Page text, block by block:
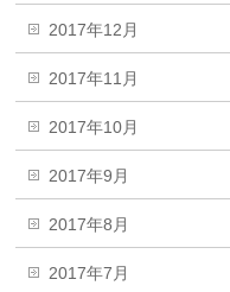
2017年12月
2017年11月
2017年10月
2017年9月
2017年8月
2017年7月